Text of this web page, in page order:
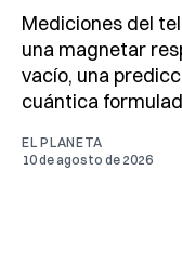
Mediciones del
una magnetar
vacío, una
cuántica
EL PLANETA
10 de agosto de 2026